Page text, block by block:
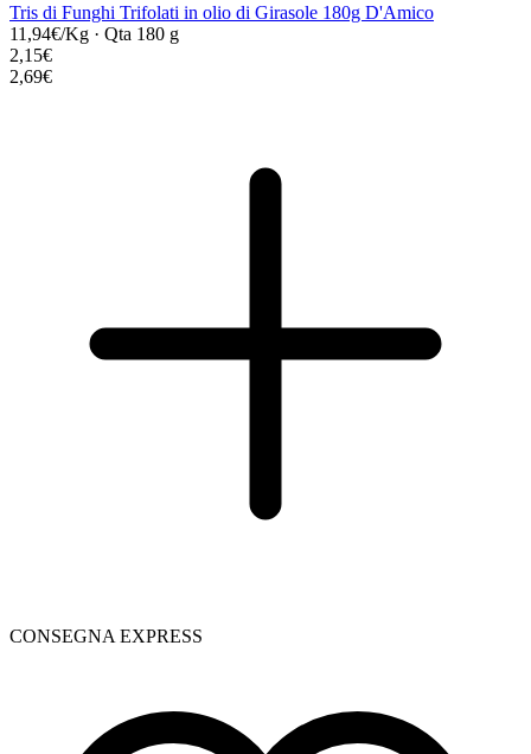
Tris di Funghi Trifolati in olio di Girasole 180g D'Amico
11,94€/Kg · Qta 180 g
2,15€
2,69€
CONSEGNA EXPRESS